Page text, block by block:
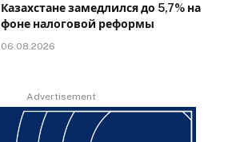
Казахстане замедлился до 5,7% на
фоне налоговой реформы
06.08.2026
Advertisement